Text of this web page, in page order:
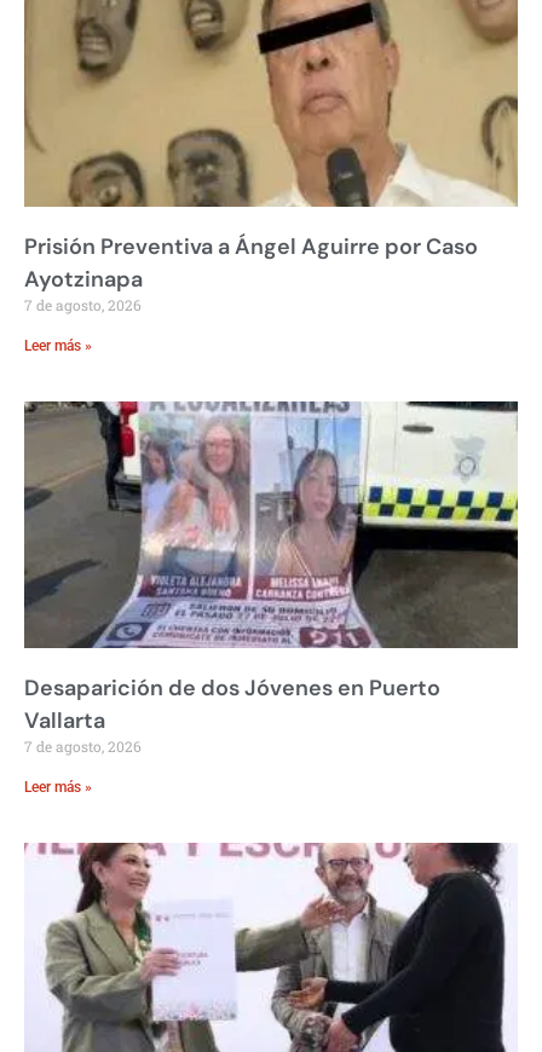
Prisión Preventiva a Ángel Aguirre por Caso
Ayotzinapa
7 de agosto, 2026
Leer más »
Desaparición de dos Jóvenes en Puerto
Vallarta
7 de agosto, 2026
Leer más »